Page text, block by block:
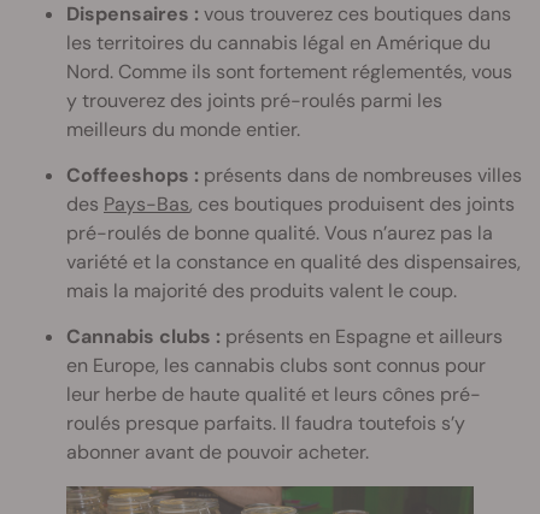
Dispensaires : vous trouverez ces boutiques dans
les territoires du cannabis légal en Amérique du
Nord. Comme ils sont fortement réglementés, vous
y trouverez des joints pré-roulés parmi les
meilleurs du monde entier.
Coffeeshops : présents dans de nombreuses villes
des Pays-Bas, ces boutiques produisent des joints
pré-roulés de bonne qualité. Vous n’aurez pas la
variété et la constance en qualité des dispensaires,
mais la majorité des produits valent le coup.
Cannabis clubs : présents en Espagne et ailleurs
en Europe, les cannabis clubs sont connus pour
leur herbe de haute qualité et leurs cônes pré-
roulés presque parfaits. Il faudra toutefois s’y
abonner avant de pouvoir acheter.